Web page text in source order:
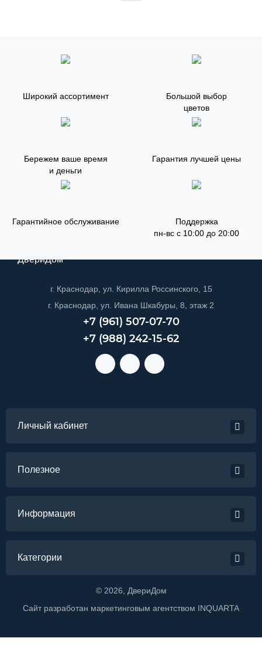
Широкий ассортимент
Большой выбор
цветов
Бережем ваше время
и деньги
Гарантия лучшей цены
Гарантийное обслуживание
Поддержка
пн-вс с 10:00 до 20:00
ДвериДом
г. Краснодар, ул. Кирилла Россинского, 15
г. Краснодар, ул. Ивана Шкабуры, 8, этаж 2
+7 (961) 507-07-70
+7 (988) 242-15-62
Личный кабинет
Полезное
Информация
Категории
© 2026 , ДвериДом
Сайт разработан маркетинговым агентством INQUARTA